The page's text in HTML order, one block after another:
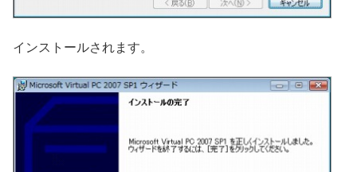
インストールされます。